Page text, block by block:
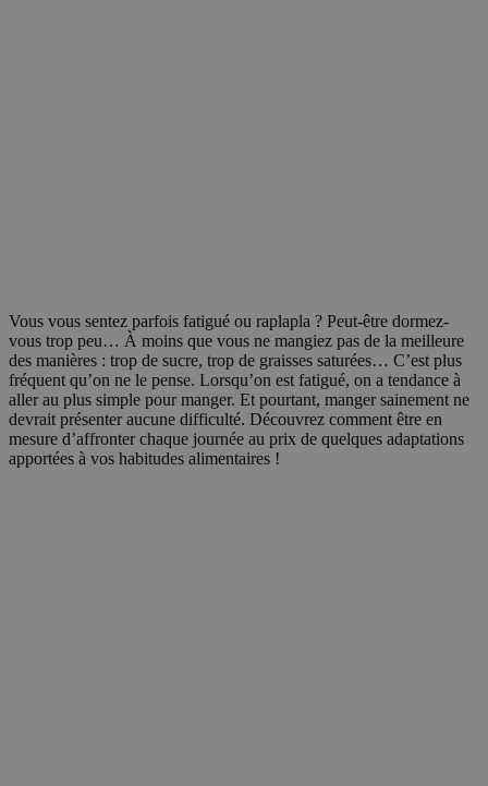
Vous vous sentez parfois fatigué ou raplapla ? Peut-être dormez-
vous trop peu… À moins que vous ne mangiez pas de la meilleure
des manières : trop de sucre, trop de graisses saturées… C’est plus
fréquent qu’on ne le pense. Lorsqu’on est fatigué, on a tendance à
aller au plus simple pour manger. Et pourtant, manger sainement ne
devrait présenter aucune difficulté. Découvrez comment être en
mesure d’affronter chaque journée au prix de quelques adaptations
apportées à vos habitudes alimentaires !